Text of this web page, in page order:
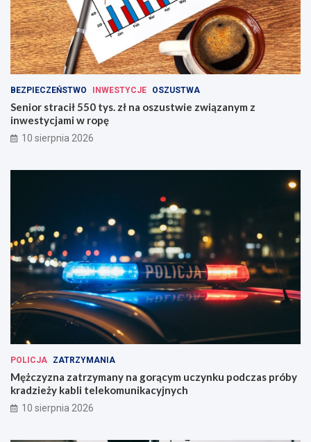
BEZPIECZEŃSTWO INWESTYCJE OSZUSTWA
Senior stracił 550 tys. zł na oszustwie związanym z
inwestycjami w ropę
10 sierpnia 2026
POLICJA ZATRZYMANIA
Mężczyzna zatrzymany na gorącym uczynku podczas próby
kradzieży kabli telekomunikacyjnych
10 sierpnia 2026